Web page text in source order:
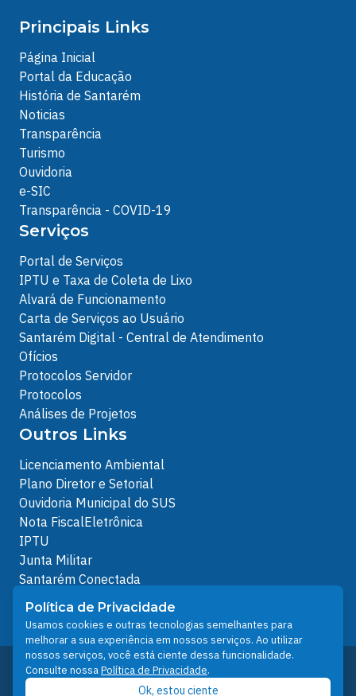
Principais Links
Página Inicial
Portal da Educação
História de Santarém
Noticias
Transparência
Turismo
Ouvidoria
e-SIC
Transparência - COVID-19
Serviços
Portal de Serviços
IPTU e Taxa de Coleta de Lixo
Alvará de Funcionamento
Carta de Serviços ao Usuário
Santarém Digital - Central de Atendimento
Ofícios
Protocolos Servidor
Protocolos
Análises de Projetos
Outros Links
Licenciamento Ambiental
Plano Diretor e Setorial
Ouvidoria Municipal do SUS
Nota FiscalEletrônica
IPTU
Junta Militar
Santarém Conectada
Política de Privacidade
People illustrations by Storyset
Desenvolvido pelo Núcleo Técnico de Gestão de
Tecnologia da Informação - NTI
Política de Privacidade
Usamos cookies e outras tecnologias semelhantes para
melhorar a sua experiência em nossos serviços. Ao utilizar
nossos serviços, você está ciente dessa funcionalidade.
Consulte nossaPolítica de Privacidade.
Ok, estou ciente